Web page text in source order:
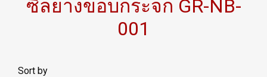
ซีลยางขอบกระจก GR-NB-
001
Sort by